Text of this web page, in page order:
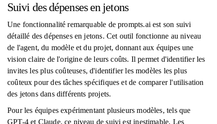
Suivi des dépenses en jetons
Une fonctionnalité remarquable de prompts.ai est son suivi
détaillé des dépenses en jetons. Cet outil fonctionne au niveau
de l'agent, du modèle et du projet, donnant aux équipes une
vision claire de l'origine de leurs coûts. Il permet d'identifier les
invites les plus coûteuses, d'identifier les modèles les plus
coûteux pour des tâches spécifiques et de comparer l'utilisation
des jetons dans différents projets.
Pour les équipes expérimentant plusieurs modèles, tels que
GPT-4 et Claude, ce niveau de suivi est inestimable. Les